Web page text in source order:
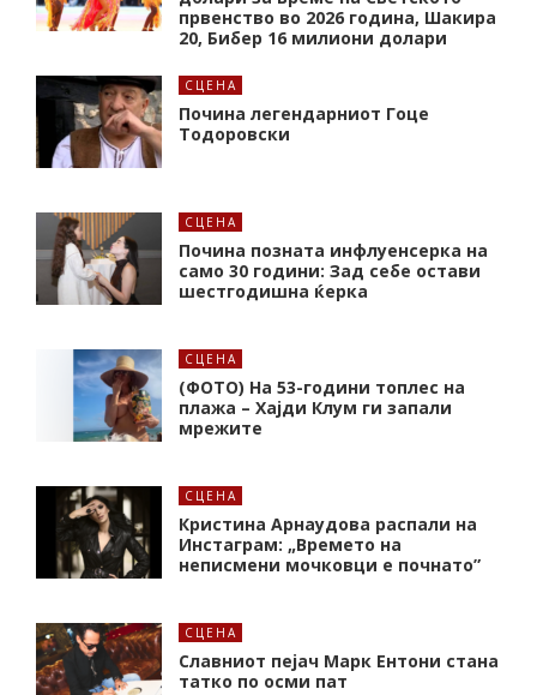
првенство во 2026 година, Шакира
20, Бибер 16 милиони долари
СЦЕНА
Почина легендарниот Гоце
Тодоровски
СЦЕНА
Почина позната инфлуенсерка на
само 30 години: Зад себе остави
шестгодишна ќерка
СЦЕНА
(ФОТО) На 53-години топлес на
плажа – Хајди Клум ги запали
мрежите
СЦЕНА
Кристина Арнаудова распали на
Инстаграм: „Времето на
неписмени мочковци е почнато”
СЦЕНА
Славниот пејач Марк Ентони стана
татко по осми пат